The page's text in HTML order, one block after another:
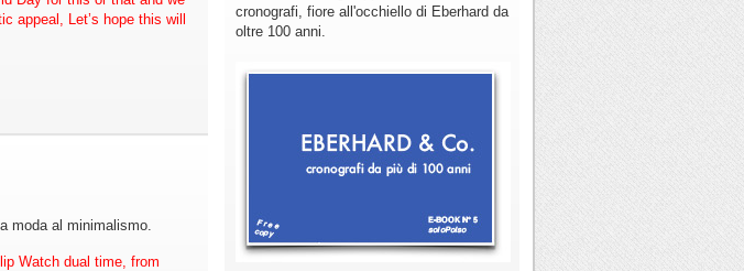
appeal, Let’s hope this will
moda al minimalismo.
Watch dual time, from
cronografi, fiore all'occhiello di Eberhard da
oltre 100 anni.